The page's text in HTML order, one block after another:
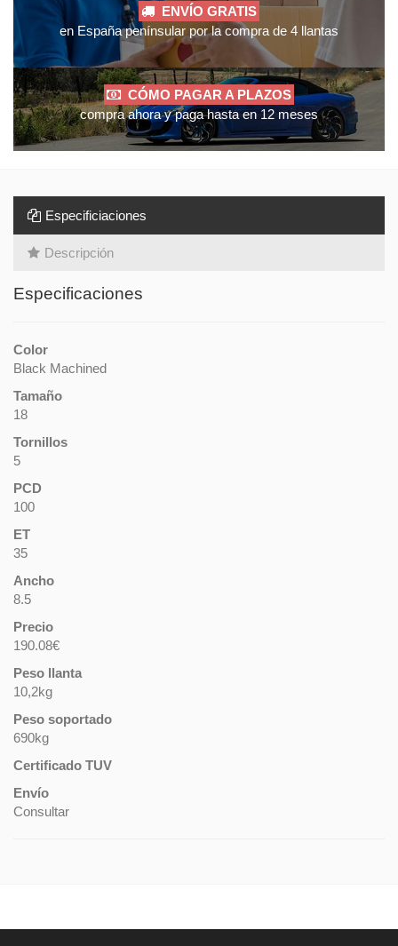
ENVÍO GRATIS
en España penínsular por la compra de 4 llantas
CÓMO PAGAR A PLAZOS
compra ahora y paga hasta en 12 meses
Especificiaciones
Descripción
Especificaciones
Color
Black Machined
Tamaño
18
Tornillos
5
PCD
100
ET
35
Ancho
8.5
Precio
190.08€
Peso llanta
10,2kg
Peso soportado
690kg
Certificado TUV
Envío
Consultar